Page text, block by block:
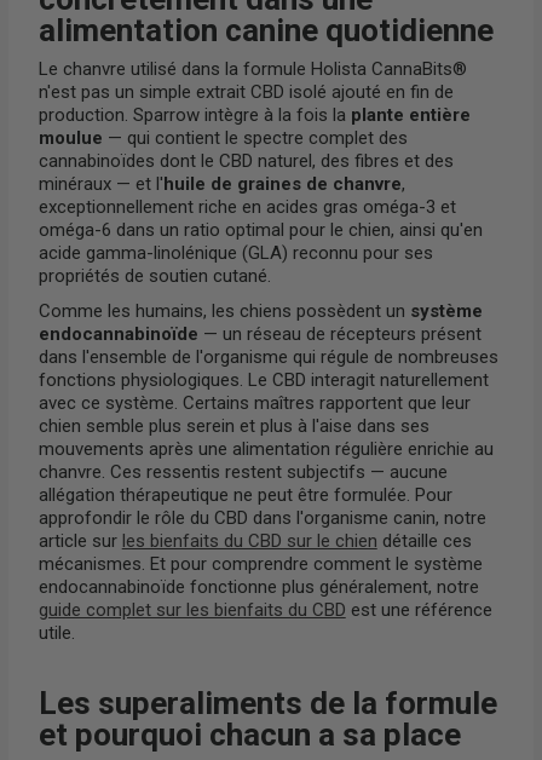
alimentation canine quotidienne
Le chanvre utilisé dans la formule Holista CannaBits®
n'est pas un simple extrait CBD isolé ajouté en fin de
production. Sparrow intègre à la fois la plante entière
moulue — qui contient le spectre complet des
cannabinoïdes dont le CBD naturel, des fibres et des
minéraux — et l'huile de graines de chanvre,
exceptionnellement riche en acides gras oméga-3 et
oméga-6 dans un ratio optimal pour le chien, ainsi qu'en
acide gamma-linolénique (GLA) reconnu pour ses
propriétés de soutien cutané.
Comme les humains, les chiens possèdent un système
endocannabinoïde — un réseau de récepteurs présent
dans l'ensemble de l'organisme qui régule de nombreuses
fonctions physiologiques. Le CBD interagit naturellement
avec ce système. Certains maîtres rapportent que leur
chien semble plus serein et plus à l'aise dans ses
mouvements après une alimentation régulière enrichie au
chanvre. Ces ressentis restent subjectifs — aucune
allégation thérapeutique ne peut être formulée. Pour
approfondir le rôle du CBD dans l'organisme canin, notre
article sur les bienfaits du CBD sur le chien détaille ces
mécanismes. Et pour comprendre comment le système
endocannabinoïde fonctionne plus généralement, notre
guide complet sur les bienfaits du CBD est une référence
utile.
Les superaliments de la formule
et pourquoi chacun a sa place